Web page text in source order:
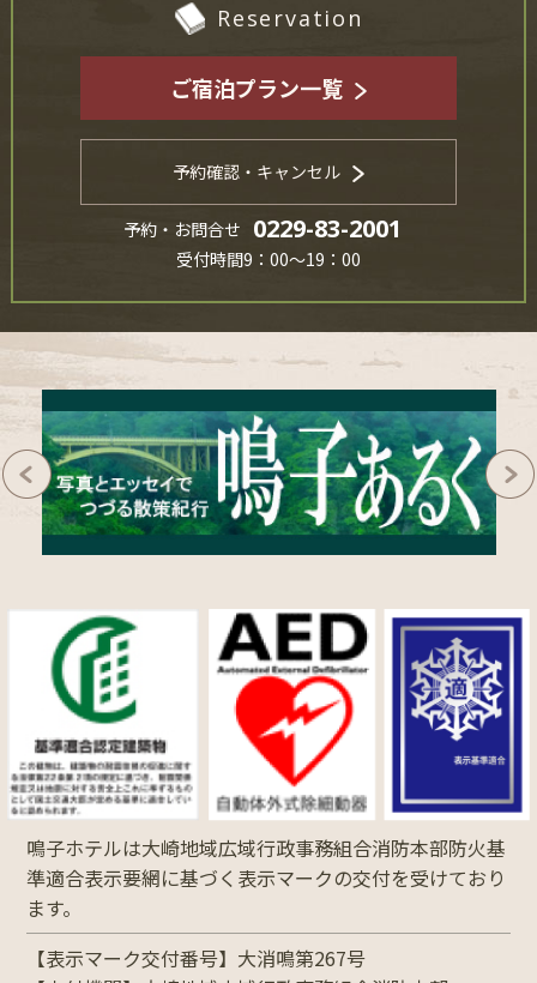
Reservation
ご宿泊プラン一覧
予約確認・キャンセル
予約・お問合せ 0229-83-2001
受付時間9：00～19：00
鳴子ホテルは大崎地域広域行政事務組合消防本部防火基
準適合表示要網に基づく表示マークの交付を受けており
ます。
【表示マーク交付番号】大消鳴第267号